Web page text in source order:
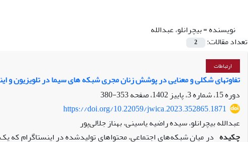
نویسنده =بیچرانلو، عبدالله
تعداد مقالات:
2
ارتباطات
تفاوت‏های شکلی و معنایی در پوشش زنان مجری شبکه‏ های سیما در تلویزیون و
دوره 15، شماره 3، پاییز 1402، صفحه
353-380
https://doi.org/10.22059/jwica.2023.352865.1871
عبدالله بیچرانلو، سیده راضیه یاسینی، بهناز جلالی‌پور
چکیده در میان شبکه‌های اجتماعی، محتواهای تولیدشده در اینستاگرام که